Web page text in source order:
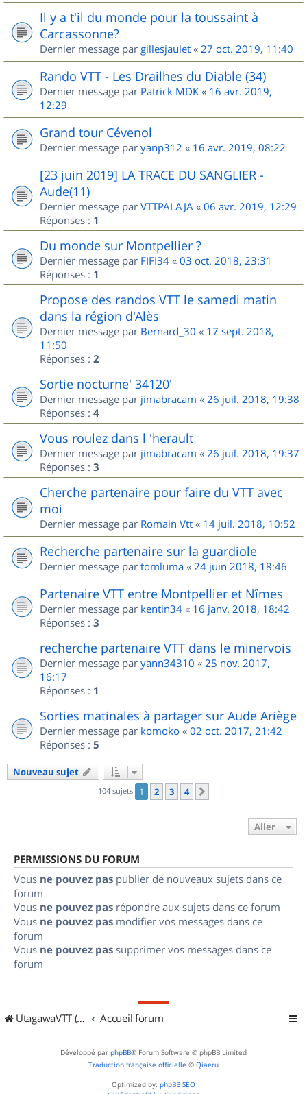
Il y a t'il du monde pour la toussaint à
Carcassonne?
Dernier message par gillesjaulet « 27 oct. 2019, 11:40
Rando VTT - Les Drailhes du Diable (34)
Dernier message par Patrick MDK « 16 avr. 2019,
12:29
Grand tour Cévenol
Dernier message par yanp312 « 16 avr. 2019, 08:22
[23 juin 2019] LA TRACE DU SANGLIER -
Aude(11)
Dernier message par VTTPALAJA « 06 avr. 2019, 12:29
Réponses : 1
Du monde sur Montpellier ?
Dernier message par FIFI34 « 03 oct. 2018, 23:31
Réponses : 1
Propose des randos VTT le samedi matin
dans la région d'Alès
Dernier message par Bernard_30 « 17 sept. 2018,
11:50
Réponses : 2
Sortie nocturne' 34120'
Dernier message par jimabracam « 26 juil. 2018, 19:38
Réponses : 4
Vous roulez dans l 'herault
Dernier message par jimabracam « 26 juil. 2018, 19:37
Réponses : 3
Cherche partenaire pour faire du VTT avec
moi
Dernier message par Romain Vtt « 14 juil. 2018, 10:52
Recherche partenaire sur la guardiole
Dernier message par tomluma « 24 juin 2018, 18:46
Partenaire VTT entre Montpellier et Nîmes
Dernier message par kentin34 « 16 janv. 2018, 18:42
Réponses : 3
recherche partenaire VTT dans le minervois
Dernier message par yann34310 « 25 nov. 2017,
16:17
Réponses : 1
Sorties matinales à partager sur Aude Ariège
Dernier message par komoko « 02 oct. 2017, 21:42
Réponses : 5
Nouveau sujet
104 sujets 1 2 3 4
Aller
PERMISSIONS DU FORUM
Vous ne pouvez pas publier de nouveaux sujets dans ce
forum
Vous ne pouvez pas répondre aux sujets dans ce forum
Vous ne pouvez pas modifier vos messages dans ce
forum
Vous ne pouvez pas supprimer vos messages dans ce
forum
UtagawaVTT (Randos VTT et VTTAE avec traces GPS) Accueil forum
Développé par phpBB® Forum Software © phpBB Limited
Traduction française officielle © Qiaeru
Optimized by: phpBB SEO